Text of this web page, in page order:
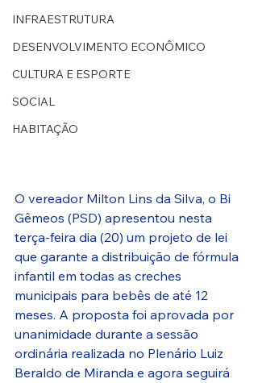
INFRAESTRUTURA
DESENVOLVIMENTO ECONÔMICO
CULTURA E ESPORTE
SOCIAL
HABITAÇÃO
O vereador Milton Lins da Silva, o Bi
Gêmeos (PSD) apresentou nesta
terça-feira dia (20) um projeto de lei
que garante a distribuição de fórmula
infantil em todas as creches
municipais para bebês de até 12
meses. A proposta foi aprovada por
unanimidade durante a sessão
ordinária realizada no Plenário Luiz
Beraldo de Miranda e agora seguirá